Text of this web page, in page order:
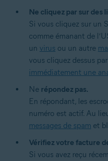
Ne cliquez par sur des
Si vous cliquez sur un
comme émanant de
un virus ou un autre
vous cliquez dessus
immédiatement une
Ne répondez pas.
En répondant, les
numéro est actif. Au
messages de spam et
Vérifiez votre facture
Si vous avez reçu